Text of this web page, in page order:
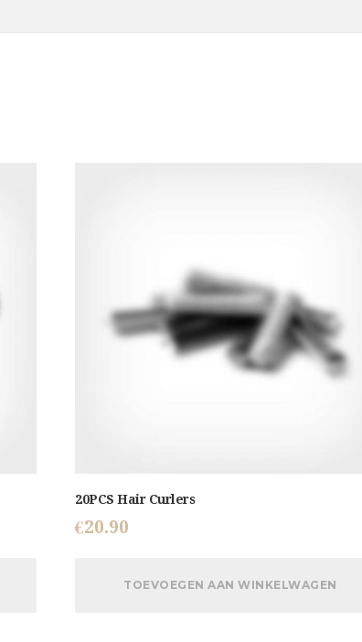
20PCS Hair Curlers
€20.90
TOEVOEGEN AAN WINKELWAGEN